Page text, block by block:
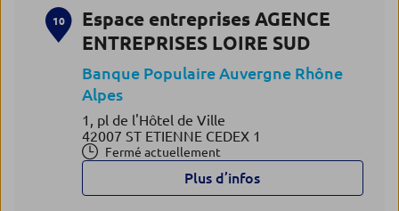
10
Espace entreprises AGENCE
ENTREPRISES LOIRE SUD
Banque Populaire Auvergne Rhône
Alpes
1, pl de l'Hôtel de Ville
42007 ST ETIENNE CEDEX 1
Fermé actuellement
Plus d’infos